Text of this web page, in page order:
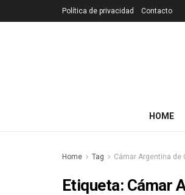
Política de privacidad Contacto
HOME
Home Tag Cámar Argentina de
Etiqueta: Cámar